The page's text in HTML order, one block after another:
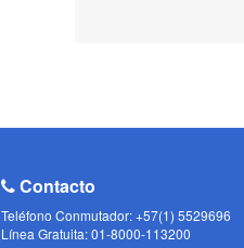
Contacto
Teléfono Conmutador: +57(1) 5529696
Línea Gratuita: 01-8000-113200